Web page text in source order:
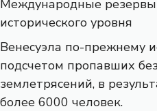
Международные резервы
исторического уровня
Венесуэла по-прежнему
подсчетом пропавших
землетрясений, в
более 6000 человек.